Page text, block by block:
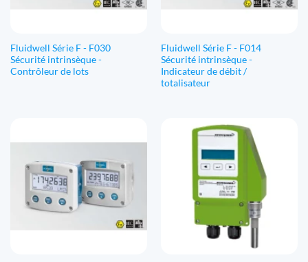
Fluidwell Série F - F030
Sécurité intrinsèque -
Contrôleur de lots
Fluidwell Série F - F014
Sécurité intrinsèque -
Indicateur de débit /
totalisateur